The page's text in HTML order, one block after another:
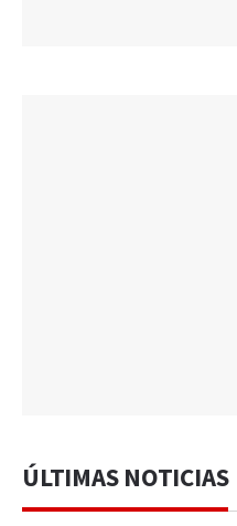
ÚLTIMAS NOTICIAS